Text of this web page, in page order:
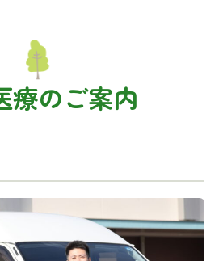
療のご案内